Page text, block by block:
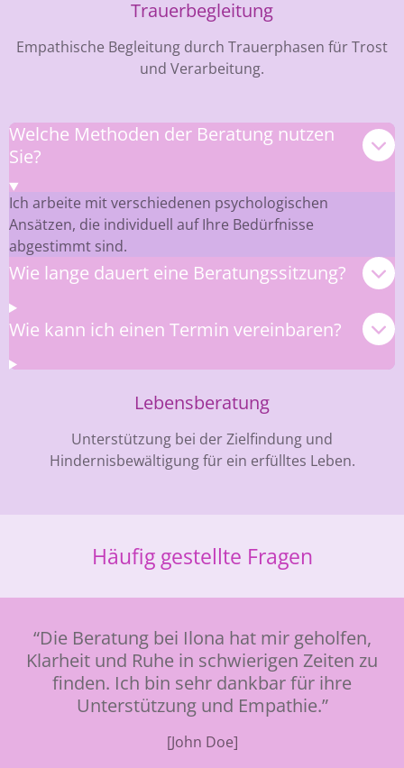
Trauerbegleitung
Empathische Begleitung durch Trauerphasen für Trost
und Verarbeitung.
Welche Methoden der Beratung nutzen
Sie?
Ich arbeite mit verschiedenen psychologischen
Ansätzen, die individuell auf Ihre Bedürfnisse
abgestimmt sind.
Wie lange dauert eine Beratungssitzung?
Wie kann ich einen Termin vereinbaren?
Lebensberatung
Unterstützung bei der Zielfindung und
Hindernisbewältigung für ein erfülltes Leben.
Häufig gestellte Fragen
“Die Beratung bei Ilona hat mir geholfen,
Klarheit und Ruhe in schwierigen Zeiten zu
finden. Ich bin sehr dankbar für ihre
Unterstützung und Empathie.”
[John Doe]